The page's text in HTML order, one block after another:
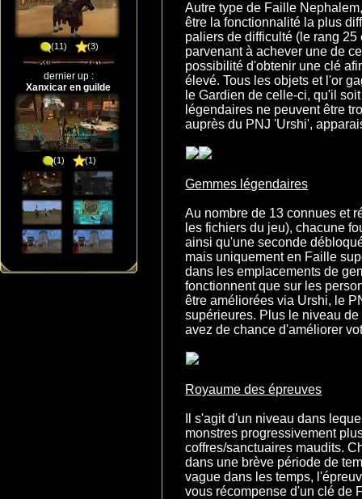
(11) (3)
dernier up :
Xanxicar en guilde
(1) (1)
Autre type de Faille
être la fonctionnalité la plus
paliers de difficulté (le rang
parvenant à achever une de
possibilité d'obtenir une clé
élevé. Tous les objets et l'or
le Gardien de celle-ci, qu'il
légendaires ne peuvent être
auprès du PNJ 'Urshi',
Gemmes légendaires
Au nombre de 13 connues et
les fichiers du jeu), chacune
ainsi qu'une seconde
mais uniquement en Faille
dans les emplacements de
fonctionnent que sur les
être améliorées via Urshi, le
supérieures. Plus le niveau
avez de chance d'améliorer
Royaume des épreuves
Il s'agit d'un niveau dans
monstres progressivement
coffres/sanctuaires maudits.
dans une brève période de
vague dans les temps,
vous récompense d'un clé de